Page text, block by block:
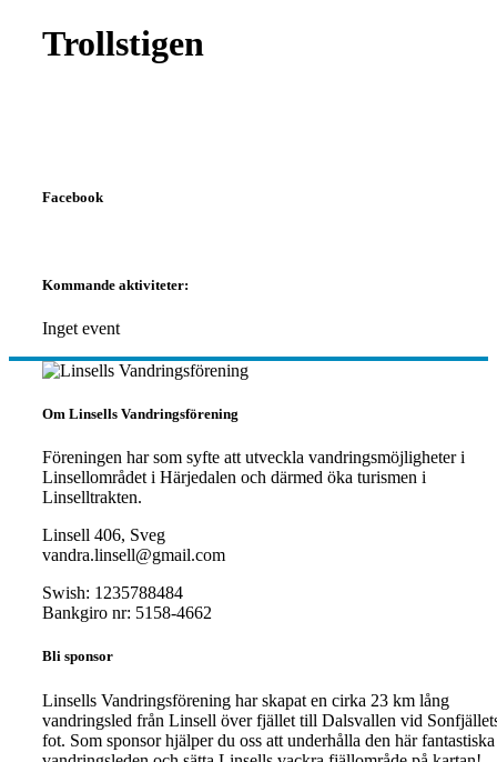
Trollstigen
Facebook
Kommande aktiviteter:
Inget event
Om Linsells Vandringsförening
Föreningen har som syfte att utveckla vandringsmöjligheter i
Linsellområdet i Härjedalen och därmed öka turismen i
Linselltrakten.
Linsell 406, Sveg
vandra.linsell@gmail.com
Swish: 1235788484
Bankgiro nr: 5158-4662
Bli sponsor
Linsells Vandringsförening har skapat en cirka 23 km lång
vandringsled från Linsell över fjället till Dalsvallen vid
fot. Som sponsor hjälper du oss att underhålla den här fantastiska